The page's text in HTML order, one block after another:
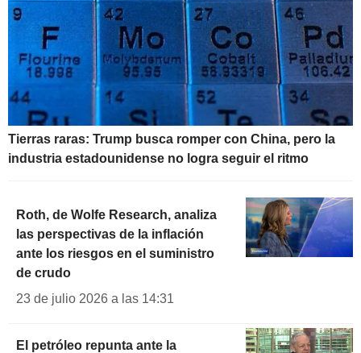
Tierras raras: Trump busca romper con China, pero la
industria estadounidense no logra seguir el ritmo
Roth, de Wolfe Research, analiza
las perspectivas de la inflación
ante los riesgos en el suministro
de crudo
23 de julio 2026 a las 14:31
El petróleo repunta ante la